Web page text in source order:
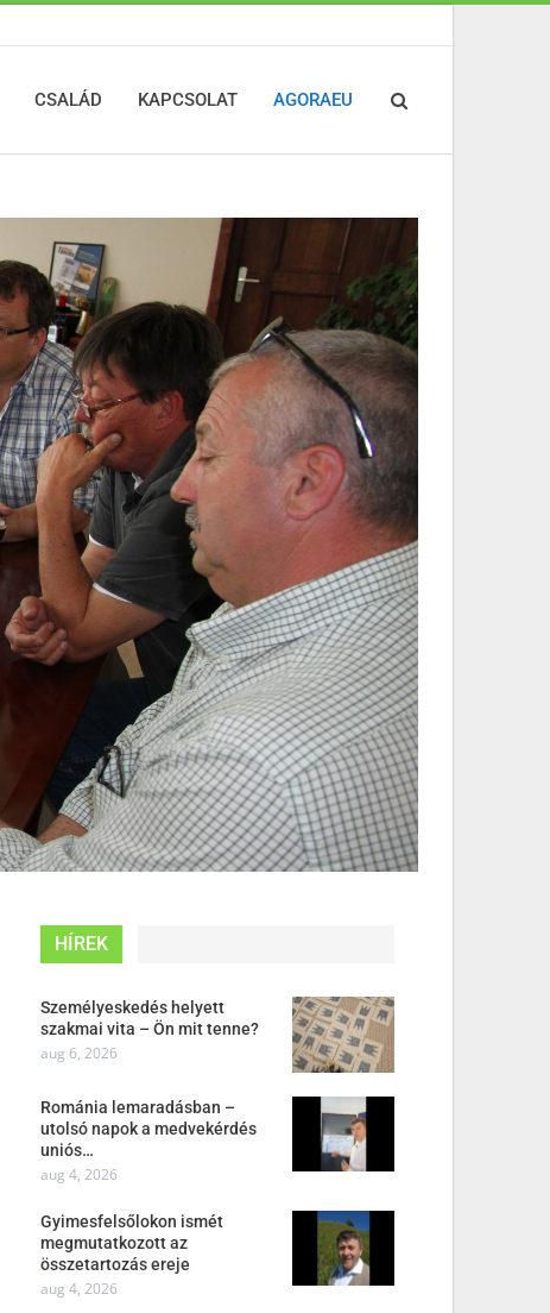
CSALÁD KAPCSOLAT AGORAEU
HÍREK
Személyeskedés helyett
szakmai vita – Ön mit tenne?
aug 6, 2026
Románia lemaradásban –
utolsó napok a medvekérdés
uniós…
aug 4, 2026
Gyimesfelsőlokon ismét
megmutatkozott az
összetartozás ereje
aug 4, 2026